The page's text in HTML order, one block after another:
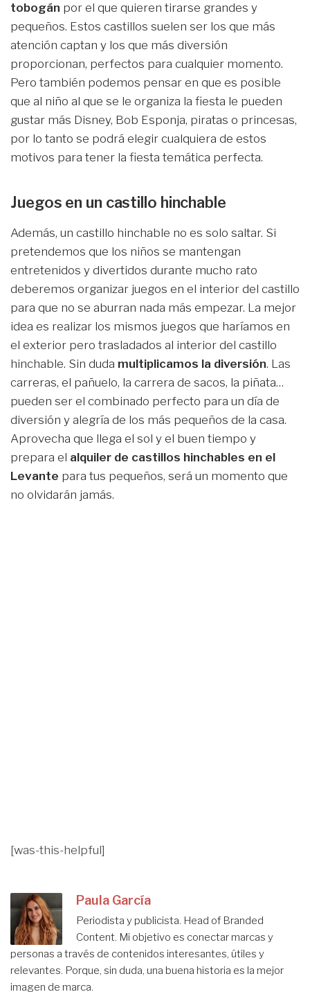
tobogán por el que quieren tirarse grandes y
pequeños. Estos castillos suelen ser los que más
atención captan y los que más diversión
proporcionan, perfectos para cualquier momento.
Pero también podemos pensar en que es posible
que al niño al que se le organiza la fiesta le pueden
gustar más Disney, Bob Esponja, piratas o princesas,
por lo tanto se podrá elegir cualquiera de estos
motivos para tener la fiesta temática perfecta.
Juegos en un castillo hinchable
Además, un castillo hinchable no es solo saltar. Si
pretendemos que los niños se mantengan
entretenidos y divertidos durante mucho rato
deberemos organizar juegos en el interior del castillo
para que no se aburran nada más empezar. La mejor
idea es realizar los mismos juegos que haríamos en
el exterior pero trasladados al interior del castillo
hinchable. Sin duda multiplicamos la diversión. Las
carreras, el pañuelo, la carrera de sacos, la piñata…
pueden ser el combinado perfecto para un día de
diversión y alegría de los más pequeños de la casa.
Aprovecha que llega el sol y el buen tiempo y
prepara el alquiler de castillos hinchables en el
Levante para tus pequeños, será un momento que
no olvidarán jamás.
[was-this-helpful]
Paula García
Periodista y publicista. Head of Branded
Content. Mi objetivo es conectar marcas y
personas a través de contenidos interesantes, útiles y
relevantes. Porque, sin duda, una buena historia es la mejor
imagen de marca.